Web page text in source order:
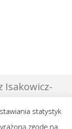
Isakowicz-
statystyk
zgodę na